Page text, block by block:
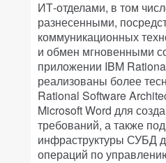
ИТ-отделами, в том
разнесенными,
коммуникационных
и обмен мгновенными
приложении IBM
реализованы более
Rational Software
Microsoft Word для
требований, а также
инфраструктуры СУБД
операций по